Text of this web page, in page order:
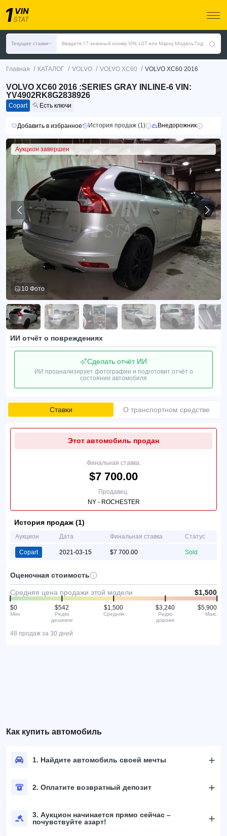
Текущие ставки Введите 17-значный номер VIN, LOT или Марку Модель Год
Главная / КАТАЛОГ / VOLVO / VOLVO XC60 / VOLVO XC60 2016
VOLVO XC60 2016 :SERIES GRAY INLINE-6 VIN:
YV4902RK8G2838926
Copart Есть ключи
Добавить в избранное История продаж (1) Внедорожник
Аукцион завершен
10 Фото
ИИ отчёт о повреждениях
Сделать отчёт ИИ
ИИ проанализирует фотографии и подготовит отчёт о
состоянии автомобиля
Ставки О транспортном средстве
Этот автомобиль продан
Финальная ставка:
$7 700.00
Продавец:
NY - ROCHESTER
История продаж (1)
Аукцион Дата Финальная ставка Статус
Copart 2021-03-15 $7 700.00 Sold
Оценочная стоимость
Средняя цена продажи этой модели $1,500
$0
Мин
$542
Редко
дешевле
$1,500
Средняя
$3,240
Редко
дороже
$5,900
Макс
48 продаж за 30 дней
Как купить автомобиль
1. Найдите автомобиль своей мечты
2. Оплатите возвратный депозит
3. Аукцион начинается прямо сейчас –
почувствуйте азарт!